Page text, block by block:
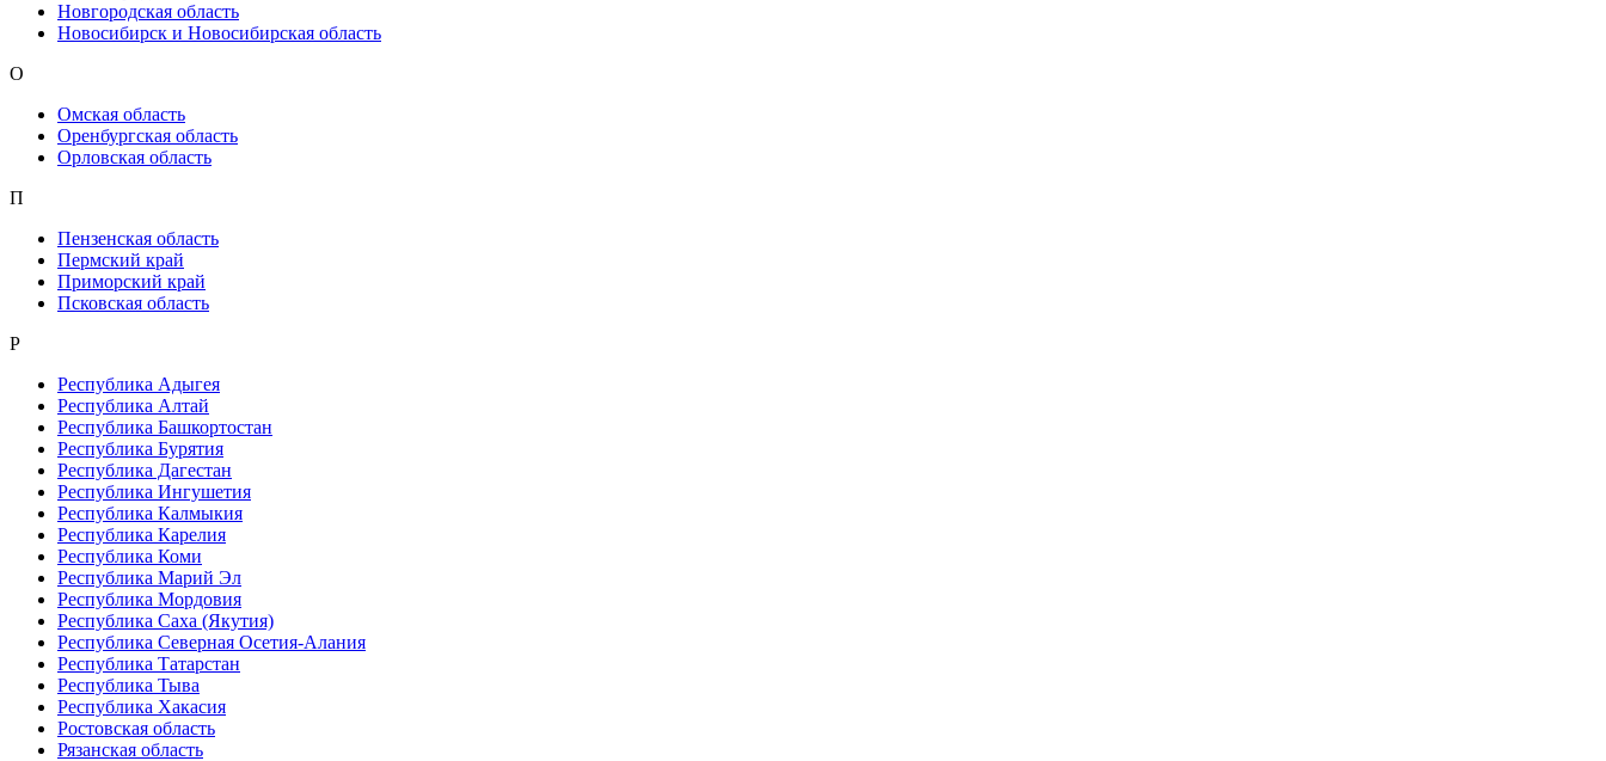
Новгородская область
Новосибирск и Новосибирская область
О
Омская область
Оренбургская область
Орловская область
П
Пензенская область
Пермский край
Приморский край
Псковская область
Р
Республика Адыгея
Республика Алтай
Республика Башкортостан
Республика Бурятия
Республика Дагестан
Республика Ингушетия
Республика Калмыкия
Республика Карелия
Республика Коми
Республика Марий Эл
Республика Мордовия
Республика Саха (Якутия)
Республика Северная Осетия-Алания
Республика Татарстан
Республика Тыва
Республика Хакасия
Ростовская область
Рязанская область